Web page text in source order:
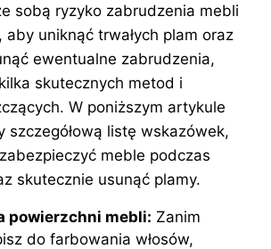
sobą ryzyko zabrudzenia mebli
uniknąć trwałych plam oraz
ewentualne zabrudzenia,
skutecznych metod i
W poniższym artykule
szczegółową listę wskazówek,
meble podczas
skutecznie usunąć plamy.
powierzchni mebli: Zanim
do farbowania włosów,